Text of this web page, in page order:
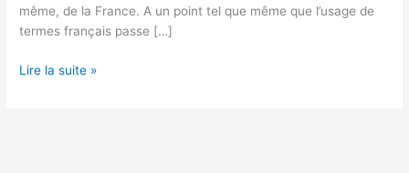
même, de la France. A un point tel que même que l’usage de
termes français passe […]
Lire la suite »